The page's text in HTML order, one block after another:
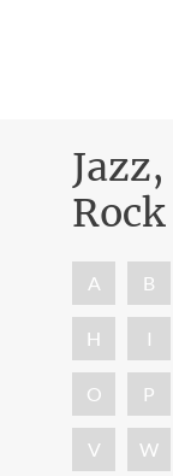
A B
H I
O P
V W